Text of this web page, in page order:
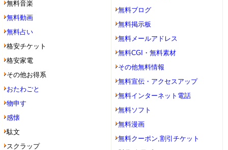
無料音楽
無料動画
無料占い
格安チケット
格安家電
その他お得系
おたわごと
物申す
感懐
駄文
スクラップ
無料ブログ
無料掲示板
無料メールアドレス
無料CGI・無料素材
その他無料情報
無料宣伝・アクセスアップ
無料インターネット電話
無料ソフト
無料漫画
無料クーポン,割引チケット